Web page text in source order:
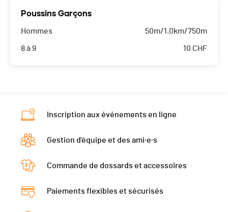
Poussins Garçons
Hommes
8 à 9
50m/1.0km/750m
10 CHF
Inscription aux événements en ligne
Gestion d'équipe et des ami·e·s
Commande de dossards et accessoires
Paiements flexibles et sécurisés